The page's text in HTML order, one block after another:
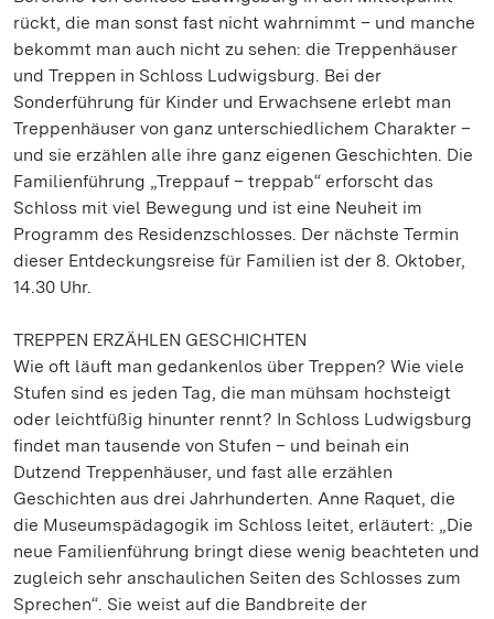
rückt, die man sonst fast nicht wahrnimmt – und manche
bekommt man auch nicht zu sehen: die Treppenhäuser
und Treppen in Schloss Ludwigsburg. Bei der
Sonderführung für Kinder und Erwachsene erlebt man
Treppenhäuser von ganz unterschiedlichem Charakter –
und sie erzählen alle ihre ganz eigenen Geschichten. Die
Familienführung „Treppauf – treppab“ erforscht das
Schloss mit viel Bewegung und ist eine Neuheit im
Programm des Residenzschlosses. Der nächste Termin
dieser Entdeckungsreise für Familien ist der 8. Oktober,
14.30 Uhr.
TREPPEN ERZÄHLEN GESCHICHTEN
Wie oft läuft man gedankenlos über Treppen? Wie viele
Stufen sind es jeden Tag, die man mühsam hochsteigt
oder leichtfüßig hinunter rennt? In Schloss Ludwigsburg
findet man tausende von Stufen – und beinah ein
Dutzend Treppenhäuser, und fast alle erzählen
Geschichten aus drei Jahrhunderten. Anne Raquet, die
die Museumspädagogik im Schloss leitet, erläutert: „Die
neue Familienführung bringt diese wenig beachteten und
zugleich sehr anschaulichen Seiten des Schlosses zum
Sprechen“. Sie weist auf die Bandbreite der